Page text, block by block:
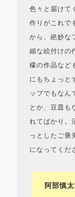
色々と届けて
作りがこれで
から、絶妙な
細な絵付けの
檬の作品など
にもちょっと
ップでもなん
とか、豆皿も
れてばかり。
っとしたご褒
になってくだ
阿部慎